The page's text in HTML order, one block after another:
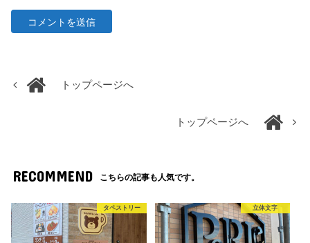
トップページへ
トップページへ
RECOMMEND こちらの記事も人気です。
タペストリー 立体文字